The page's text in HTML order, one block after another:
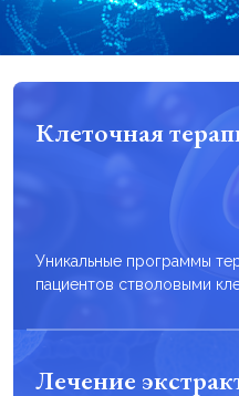
Клеточная
Уникальные программы
пациентов стволовыми
Лечение